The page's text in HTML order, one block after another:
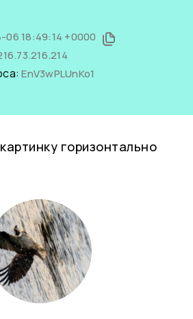
18:49:14 +0000
EnV3wPLUnKo1
горизонтально